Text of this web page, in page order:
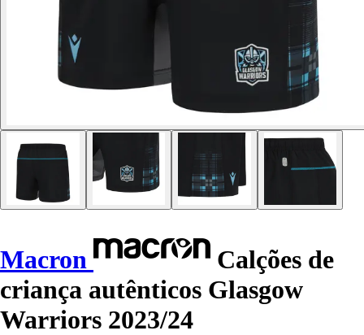
Macron
Calções de
criança autênticos Glasgow
Warriors 2023/24